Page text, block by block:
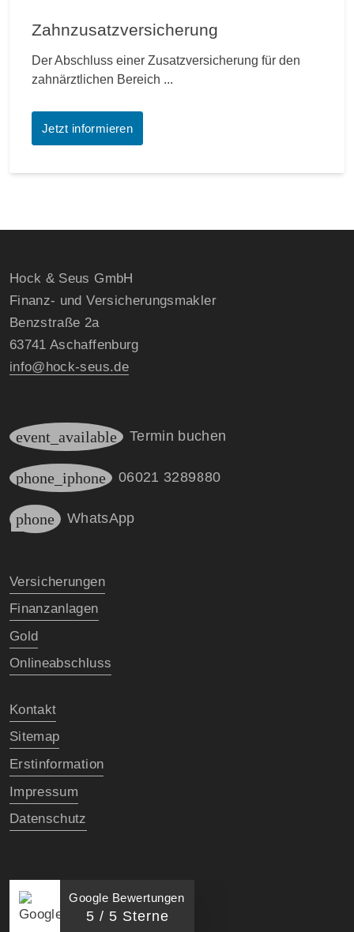
Zahnzusatzversicherung
Der Abschluss einer Zusatzversicherung für den
zahnärztlichen Bereich ...
Jetzt informieren
Hock & Seus GmbH
Finanz- und Versicherungsmakler
Benzstraße 2a
63741 Aschaffenburg
info@hock-seus.de
event_available Termin buchen
phone_iphone 06021 3289880
phone WhatsApp
Versicherungen
Finanzanlagen
Gold
Onlineabschluss
Kontakt
Sitemap
Erstinformation
Impressum
Datenschutz
Google Bewertungen
5 / 5 Sterne